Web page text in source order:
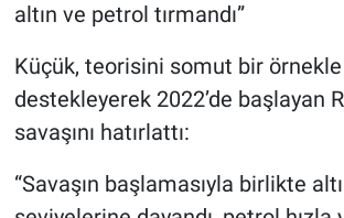
altın ve petrol tırmandı”
Küçük, teorisini somut bir örnekle
destekleyerek 2022’de başlayan
savaşını hatırlattı:
“Savaşın başlamasıyla birlikte